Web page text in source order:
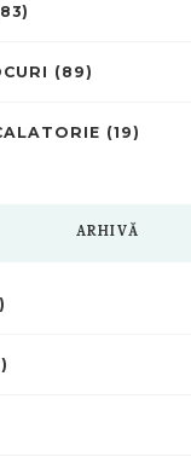
(89)
(19)
ARHIVĂ